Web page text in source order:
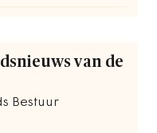
van de
Bestuur